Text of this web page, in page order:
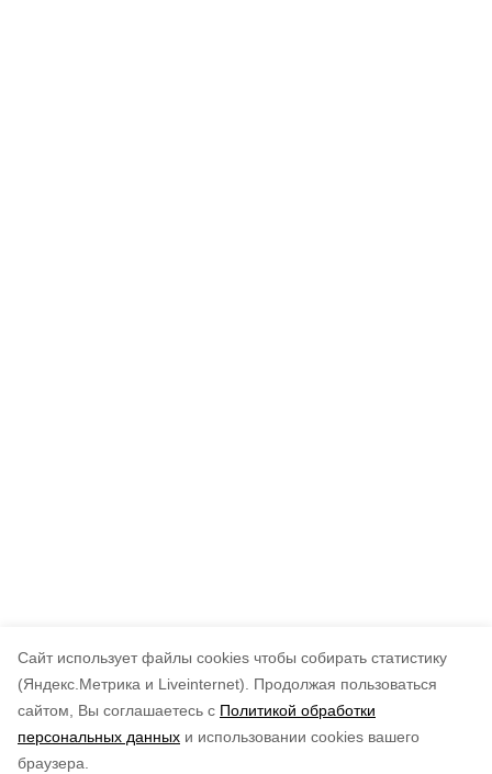
Cайт использует файлы cookies чтобы собирать статистику
(Яндекс.Метрика и Liveinternet).
Продолжая пользоваться
сайтом, Вы соглашаетесь с Политикой обработки
персональных данных и использовании cookies вашего
браузера.